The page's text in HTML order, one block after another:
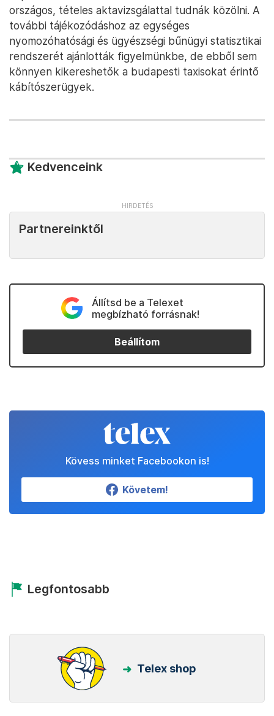
országos, tételes aktavizsgálattal tudnák közölni. A
további tájékozódáshoz az egységes
nyomozóhatósági és ügyészségi bűnügyi statisztikai
rendszerét ajánlották figyelmünkbe, de ebből sem
könnyen kikereshetők a budapesti taxisokat érintő
kábítószerügyek.
Kedvenceink
Partnereinktől
Állítsd be a Telexet
megbízható forrásnak!
Beállítom
Kövess minket Facebookon is!
Követem!
Legfontosabb
Telex shop